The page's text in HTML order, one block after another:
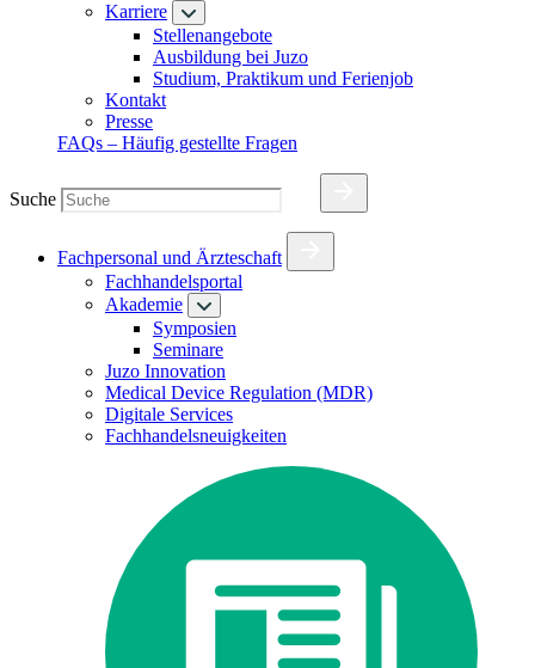
Karriere
Stellenangebote
Ausbildung bei Juzo
Studium, Praktikum und Ferienjob
Kontakt
Presse
FAQs – Häufig gestellte Fragen
Suche
Fachpersonal und Ärzteschaft
Fachhandelsportal
Akademie
Symposien
Seminare
Juzo Innovation
Medical Device Regulation (MDR)
Digitale Services
Fachhandelsneuigkeiten